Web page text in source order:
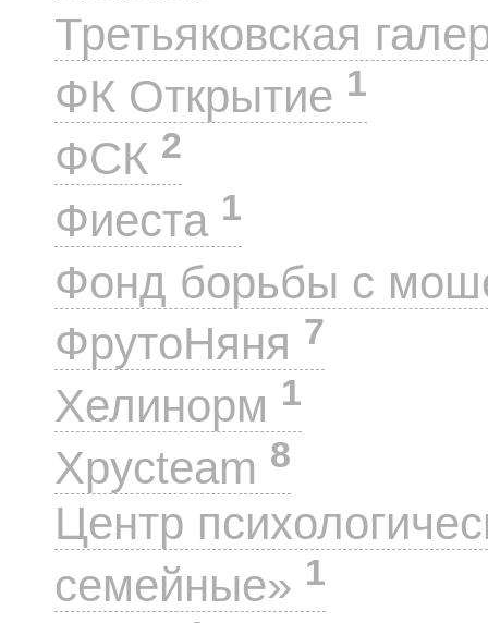
Третьяковская
ФК Открытие 1
ФСК 2
Фиеста 1
Фонд борьбы с
ФрутоНяня 7
Хелинорм 1
Хрусteam 8
Центр
семейные» 1